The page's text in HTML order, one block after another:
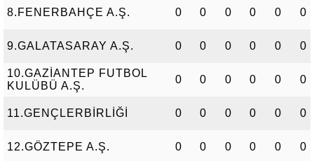
8.FENERBAHÇE A.Ş. 0 0 0 0 0 0
9.GALATASARAY A.Ş. 0 0 0 0 0 0
10.GAZİANTEP FUTBOL
KULÜBÜ A.Ş.
0 0 0 0 0 0
11.GENÇLERBİRLİĞİ 0 0 0 0 0 0
12.GÖZTEPE A.Ş. 0 0 0 0 0 0